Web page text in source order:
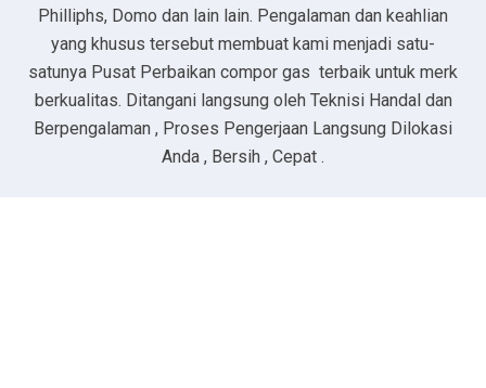
Philliphs, Domo dan lain lain. Pengalaman dan keahlian
yang khusus tersebut membuat kami menjadi satu-
satunya Pusat Perbaikan compor gas terbaik untuk merk
berkualitas. Ditangani langsung oleh Teknisi Handal dan
Berpengalaman , Proses Pengerjaan Langsung Dilokasi
Anda , Bersih , Cepat .